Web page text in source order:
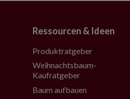
Ressourcen & Ideen
Produktratgeber
Weihnachtsbaum-
Kaufratgeber
Baum aufbauen